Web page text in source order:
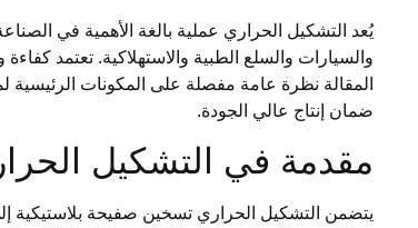
يُعد التشكيل الحراري عملية بالغة الأهمية في
والسيارات والسلع الطبية والاستهلاكية. تعتمد
المقالة نظرة عامة مفصلة على المكونات الرئيسية
ضمان إنتاج عالي الجودة.
مقدمة في التشكيل
يتضمن التشكيل الحراري تسخين صفيحة بلاستيكية